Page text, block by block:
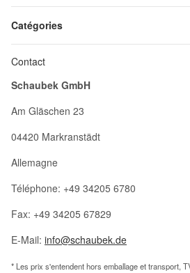
Catégories
Contact
Schaubek GmbH
Am Gläschen 23
04420 Markranstädt
Allemagne
Téléphone: +49 34205 6780
Fax: +49 34205 67829
E-Mail: info@schaubek.de
* Les prix s'entendent hors emballage et transport,